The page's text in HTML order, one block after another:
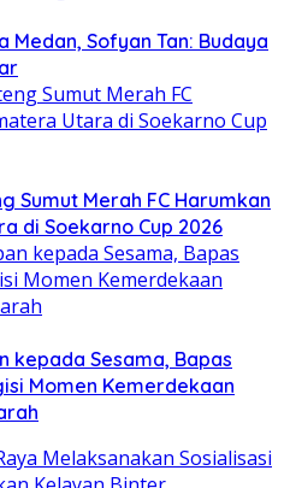
Medan, Sofyan Tan: Budaya
Sumut Merah FC Harumkan
di Soekarno Cup 2026
kepada Sesama, Bapas
Momen Kemerdekaan